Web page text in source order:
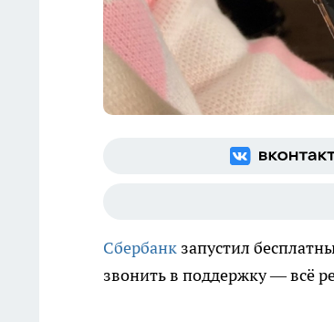
Сбербанк запустил
звонить в поддержку — всё